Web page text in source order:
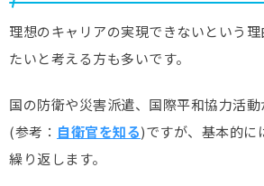
理想のキャリアの実現できないという
たいと考える方も多いです。
国の防衛や災害派遣、国際平和協力活
(参考： 自衛官を知る)ですが、基本的に
繰り返します。